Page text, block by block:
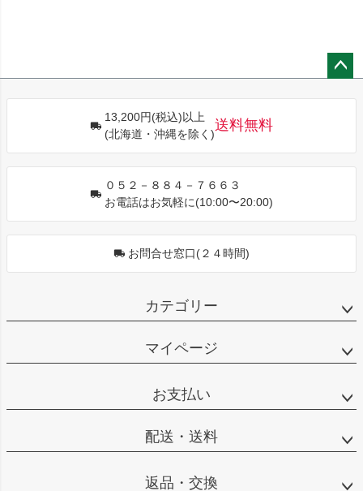
13,200円(税込)以上
(北海道・沖縄を除く)
送料無料
０５２－８８４－７６６３
お電話はお気軽に(10:00〜20:00)
お問合せ窓口(２４時間)
カテゴリー
マイページ
お支払い
配送・送料
返品・交換